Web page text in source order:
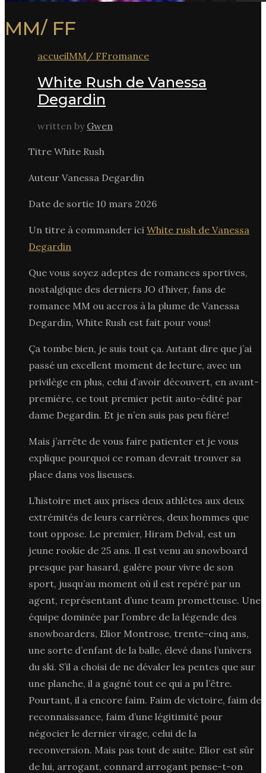
MM/ FF
accueilMM/ FFromance
White Rush de Vanessa
Degardin
written by Gwen
Titre White Rush
Auteur Vanessa Degardin
Date de sortie 10 mars 2026
Un titre à commander ici White rush de Vanessa
Degardin
Que vous soyez adeptes de romances sportives,
nostalgique des derniers JO d’hiver, fans de
romance MM ou accros à la plume de Vanessa
Degardin, White Rush est fait pour vous!
Ça tombe bien, je suis tout ça. Autant dire que j’ai
passé un excellent moment de lecture, avec un
privilège en plus, celui d’avoir découvert, en avant-
première, ce tout premier petit auto-édité par
dame Degardin. Et je n’en suis pas peu fière!
Mais j’arrête de vous faire patienter et je vous
explique pourquoi ce roman devrait trouver sa
place dans vos liseuses.
L’histoire met aux prises deux athlètes aux deux
extrémités de leurs carrières, deux hommes que
tout oppose. Le premier, Hiram Delval, est un
jeune rookie de 25 ans. Il est venu au snowboard
presque par hasard, galère pour vivre de son
sport, jusqu’au moment où il est repéré par un
agent, représentant d’une team prometteuse. Une
équipe dominée par l’ombre de la légende des
snowboarders, Elior Montrose, trente-cinq ans,
une sorte d’enfant de la balle, élevé dans l’univers
du ski. S’il a choisi de ne dévaler les pentes que sur
une planche, il a gagné tout ce qui a pu l’être.
Pourtant, il a encore faim. Faim de victoire, faim de
reconnaissance, faim d’une légitimité pour
négocier le dernier virage, celui de la
reconversion. Mais pas tout de suite. Elior est sûr
de lui, arrogant, connard arrogant pense-t-on